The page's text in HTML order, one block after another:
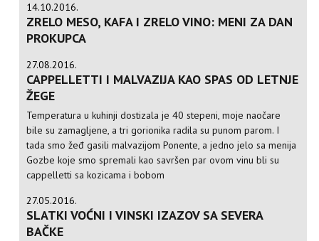
14.10.2016.
ZRELO MESO, KAFA I ZRELO VINO: MENI ZA DAN
PROKUPCA
27.08.2016.
CAPPELLETTI I MALVAZIJA KAO SPAS OD LETNJE
ŽEGE
Temperatura u kuhinji dostizala je 40 stepeni, moje naočare
bile su zamagljene, a tri gorionika radila su punom parom. I
tada smo žeđ gasili malvazijom Ponente, a jedno jelo sa menija
Gozbe koje smo spremali kao savršen par ovom vinu bli su
cappelletti sa kozicama i bobom
27.05.2016.
SLATKI VOĆNI I VINSKI IZAZOV SA SEVERA
BAČKE